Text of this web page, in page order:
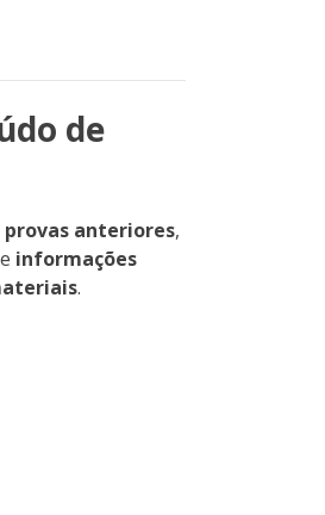
de
provas anteriores,
informações
.